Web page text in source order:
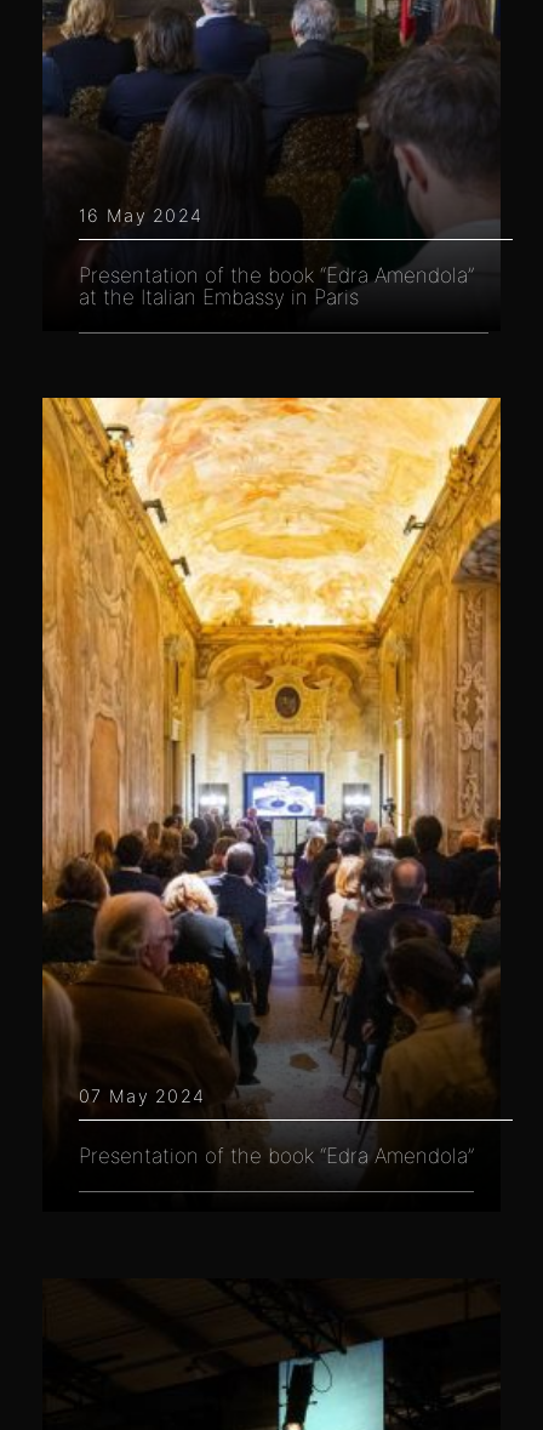
16 May 2024
Presentation of the book “Edra Amendola”
at the Italian Embassy in Paris
07 May 2024
Presentation of the book “Edra Amendola”